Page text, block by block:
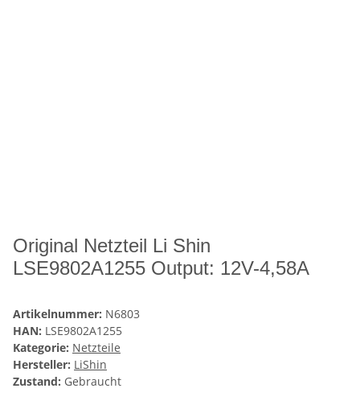
Original Netzteil Li Shin
LSE9802A1255 Output: 12V-4,58A
Artikelnummer: N6803
HAN: LSE9802A1255
Kategorie: Netzteile
Hersteller: LiShin
Zustand: Gebraucht